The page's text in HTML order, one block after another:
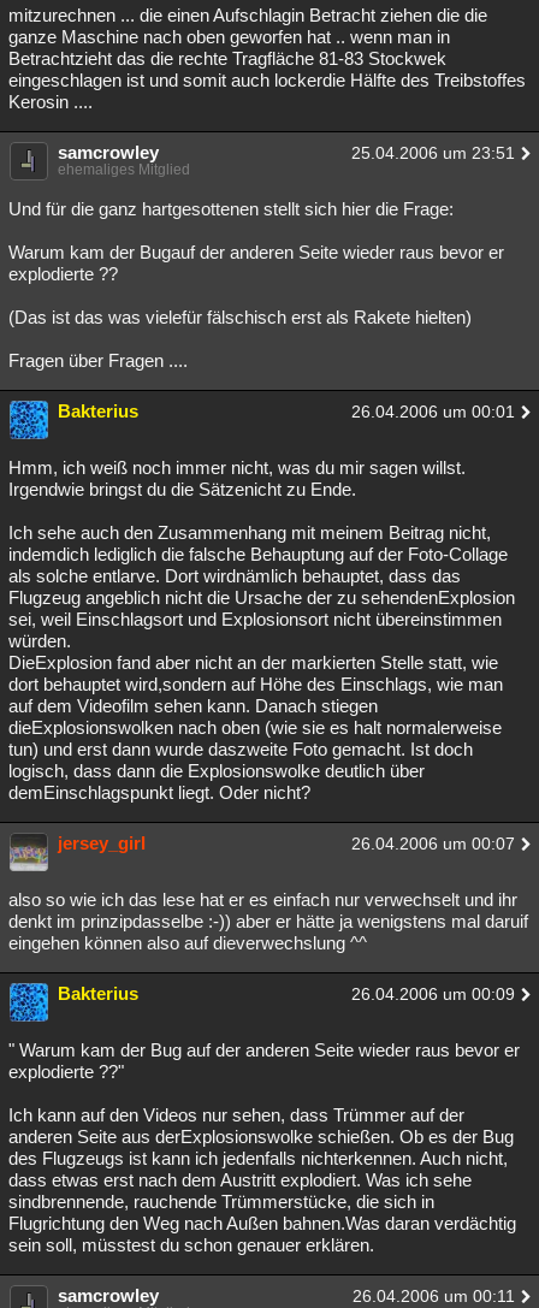
mitzurechnen ... die einen Aufschlagin Betracht ziehen die die
ganze Maschine nach oben geworfen hat .. wenn man in
Betrachtzieht das die rechte Tragfläche 81-83 Stockwek
eingeschlagen ist und somit auch lockerdie Hälfte des Treibstoffes
Kerosin ....
samcrowley 25.04.2006 um 23:51
ehemaliges Mitglied
Und für die ganz hartgesottenen stellt sich hier die Frage:
Warum kam der Bugauf der anderen Seite wieder raus bevor er
explodierte ??
(Das ist das was vielefür fälschisch erst als Rakete hielten)
Fragen über Fragen ....
Bakterius 26.04.2006 um 00:01
Hmm, ich weiß noch immer nicht, was du mir sagen willst.
Irgendwie bringst du die Sätzenicht zu Ende.
Ich sehe auch den Zusammenhang mit meinem Beitrag nicht,
indemdich lediglich die falsche Behauptung auf der Foto-Collage
als solche entlarve. Dort wirdnämlich behauptet, dass das
Flugzeug angeblich nicht die Ursache der zu sehendenExplosion
sei, weil Einschlagsort und Explosionsort nicht übereinstimmen
würden.
DieExplosion fand aber nicht an der markierten Stelle statt, wie
dort behauptet wird,sondern auf Höhe des Einschlags, wie man
auf dem Videofilm sehen kann. Danach stiegen
dieExplosionswolken nach oben (wie sie es halt normalerweise
tun) und erst dann wurde daszweite Foto gemacht. Ist doch
logisch, dass dann die Explosionswolke deutlich über
demEinschlagspunkt liegt. Oder nicht?
jersey_girl 26.04.2006 um 00:07
also so wie ich das lese hat er es einfach nur verwechselt und ihr
denkt im prinzipdasselbe :-)) aber er hätte ja wenigstens mal daruif
eingehen können also auf dieverwechslung ^^
Bakterius 26.04.2006 um 00:09
" Warum kam der Bug auf der anderen Seite wieder raus bevor er
explodierte ??"
Ich kann auf den Videos nur sehen, dass Trümmer auf der
anderen Seite aus derExplosionswolke schießen. Ob es der Bug
des Flugzeugs ist kann ich jedenfalls nichterkennen. Auch nicht,
dass etwas erst nach dem Austritt explodiert. Was ich sehe
sindbrennende, rauchende Trümmerstücke, die sich in
Flugrichtung den Weg nach Außen bahnen.Was daran verdächtig
sein soll, müsstest du schon genauer erklären.
samcrowley 26.04.2006 um 00:11